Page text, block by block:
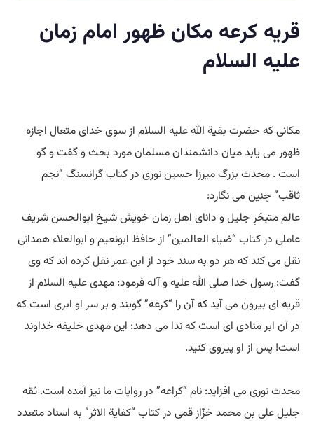
قریه کرعه مکان ظهور امام زمان
علیه السلام
مکانی که حضرت بقیة الله علیه السلام از سوی خدای متعال اجازه
ظهور می یابد میان دانشمندان مسلمان مورد بحث و گفت و گو
است . محدث بزرگ میرزا حسین نوری در کتاب گرانسنگ “نجم
ثاقب” چنین می نگارد:
عالم متبحّرِ جلیل و دانای اهل زمان خویش شیخ ابوالحسن شریف
عاملی در کتاب “ضیاء العالمین” از حافظ ابونعیم و ابوالعلاء همدانی
نقل می کند که هر دو به سند خود از ابن عمر نقل کرده اند که وی
گفت: رسول خدا صلی الله علیه و آله فرمود: مهدی علیه السلام از
قریه ای بیرون می آید که آن را “کرعه” گویند و بر سر او ابری است که
در آن ابر منادی ای است که ندا می دهد: این مهدی خلیفه خداوند
است! پس از او پیروی کنید.
محدث نوری می افزاید: نام “کراعه” در روایات ما نیز آمده است. ثقه
جلیل علی بن محمد خزّاز قمی در کتاب “کفایة الاثر” به اسناد متعدد